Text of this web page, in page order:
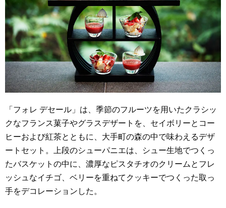
「フォレ デセール」は、季節のフルーツを用いたクラシッ
クなフランス菓子やグラスデザートを、セイボリーとコー
ヒーおよび紅茶とともに、大手町の森の中で味わえるデザ
ートセット。上段のシューパニエは、シュー生地でつくっ
たバスケットの中に、濃厚なピスタチオのクリームとフレ
ッシュなイチゴ、ベリーを重ねてクッキーでつくった取っ
手をデコレーションした。